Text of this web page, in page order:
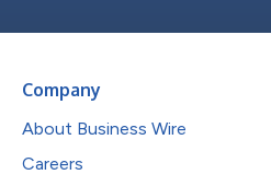
Company
About Business Wire
Careers